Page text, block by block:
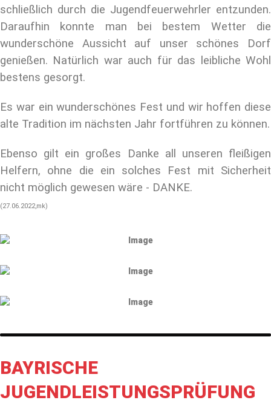
schließlich durch die Jugendfeuerwehrler entzunden.
Daraufhin konnte man bei bestem Wetter die
wunderschöne Aussicht auf unser schönes Dorf
genießen. Natürlich war auch für das leibliche Wohl
bestens gesorgt.
Es war ein wunderschönes Fest und wir hoffen diese
alte Tradition im nächsten Jahr fortführen zu können.
Ebenso gilt ein großes Danke all unseren fleißigen
Helfern, ohne die ein solches Fest mit Sicherheit
nicht möglich gewesen wäre - DANKE.
(27.06.2022,mk)
BAYRISCHE
JUGENDLEISTUNGSPRÜFUNG